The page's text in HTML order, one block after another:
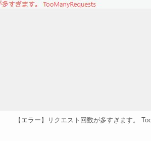
【エラー】リクエスト回数が多すぎます。